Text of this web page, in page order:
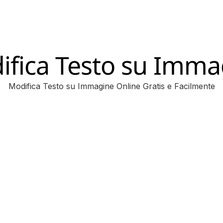
Testo su
Modifica Testo su Immagine Online Gratis e Facilmente